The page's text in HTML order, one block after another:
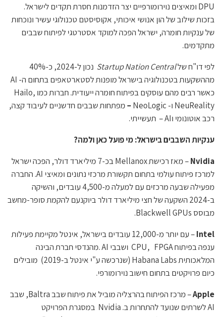
DPU ומאיצים נוירומורפיים יצר הזדמנות חסרת תקדים לישראל.
בזכות שילוב של הון אנושי איכותי, אקוסיסטם טכנולוגי עשיר ונוכחות
של ענקיות חומרה, ישראל הפכה למוקד אסטרטגי לפיתוח שבבים
מתקדמים.
לפי דו"ח שלStartup Nation Central
נכון ל-2024, כ-40%
מההשקעות בטכנולוגיה בישראל מופנות לסטארטאפים בתחום ה- AI
כאשר רבים מהם עוסקים בפיתוח חומרה ייעודית. חברות כמו Hailo,
NeuReality ו-
NeoLogic
– מפתחות שבבים חדשניים לעיבוד קצה,
רכב אוטונומי וAI – תעשייתי.
ענקיות השבבים בישראל: מי פועל כאן ולמה?
Nvidia
– מאז רכישת Mellanox בכ-7 מיליארד דולר, הפכה ישראל
למרכז פיתוח עולמי בתחום תקשורת מרכזי נתונים ומאיצי AI. החברה
מפעילה שבעה מרכזים עם למעלה מ-4,500 עובדים, והשיקה
ב-2024 השקעה של חצי מיליארד דולר ביוקנעם להקמת סופר-מחשב
מבוסס Blackwell GPUs.
Intel
– עם יותר מ-12,000 עובדים בישראל, אינטל מקיימת פעילות
ענפה בפיתוח CPU, FPGA ושבבי AI .מהנדסי חברת הבינה
המלאכותית Habana Labs (שנרכשה ע"י אינטל ב-2019) מובילים
כיום פרויקטים בתחום חישוב נוירומורפי.
Apple
– מרכז הפיתוח בהרצליה מוביל את פיתוח שבב Baltra, שבב
AI לשרתים שנועד להתחרות ב. Nvidia במסגרת הפרויקט